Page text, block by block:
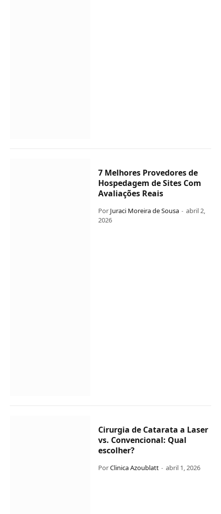
7 Melhores Provedores de
Hospedagem de Sites Com
Avaliações Reais
Por Juraci Moreira de Sousa
abril 2,
2026
Cirurgia de Catarata a Laser
vs. Convencional: Qual
escolher?
PorClinica Azoublatt abril 1, 2026